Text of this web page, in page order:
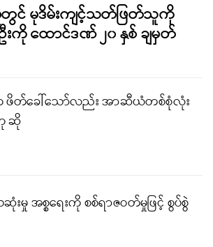
တွင် မုဒိမ်းကျင့်သတ်ဖြတ်သူကို
ကို ထောင်ဒဏ် ၂၀ နှစ် ချမှတ်
ဖိတ်ခေါ်သော်လည်း အာဆီယံတစ်စုံလုံး
ဆို
အစ္စရေးကို စစ်ရာဇဝတ်မှုဖြင့် စွပ်စွဲ